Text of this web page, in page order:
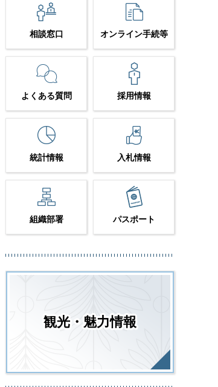
相談窓口 オンライン手続等
よくある質問 採用情報
統計情報 入札情報
組織部署 パスポート
観光・魅力情報